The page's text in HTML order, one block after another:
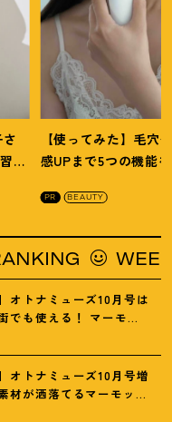
慣
【使ってみた】毛穴
感UPまで5つの機能
PR BEAUTY
WEEKLY
オトナミューズ10月号は
でも使える ！ マーモッ
オトナミューズ10月号増
材が洒落てるマーモット